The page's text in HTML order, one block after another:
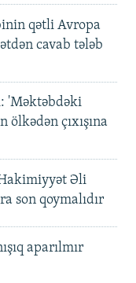
qətli Avropa
cavab tələb
'Məktəbdəki
ölkədən çıxışına
Əli
son qoymalıdır
aparılmır